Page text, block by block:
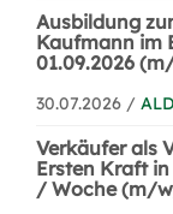
Ausbildung
Kaufmann im
01.09.2026
30.07.2026 /
Verkäufer als
Ersten Kraft in
/ Woche (m/